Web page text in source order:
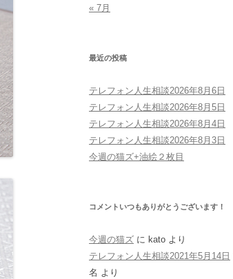
« 7月
最近の投稿
テレフォン人生相談2026年8月6日
テレフォン人生相談2026年8月5日
テレフォン人生相談2026年8月4日
テレフォン人生相談2026年8月3日
今週の猫ズ+油絵２枚目
コメントいつもありがとうございます！
今週の猫ズ に kato より
テレフォン人生相談2021年5月14日
名 より